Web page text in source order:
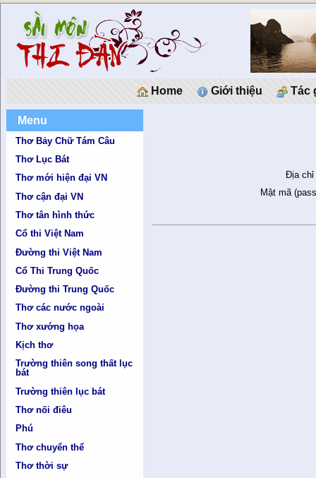
Home Giới thiệu Tác
Menu
Thơ Bảy Chữ Tám Câu
Thơ Lục Bát
Thơ mới hiện đại VN
Thơ cận đại VN
Thơ tân hình thức
Cổ thi Việt Nam
Đường thi Việt Nam
Cổ Thi Trung Quốc
Đường thi Trung Quốc
Thơ các nước ngoài
Thơ xướng họa
Kịch thơ
Trường thiên song thất lục
bát
Trường thiên lục bát
Thơ nối điêu
Phú
Thơ chuyển thể
Thơ thời sự
Địa chỉ
Mật mã